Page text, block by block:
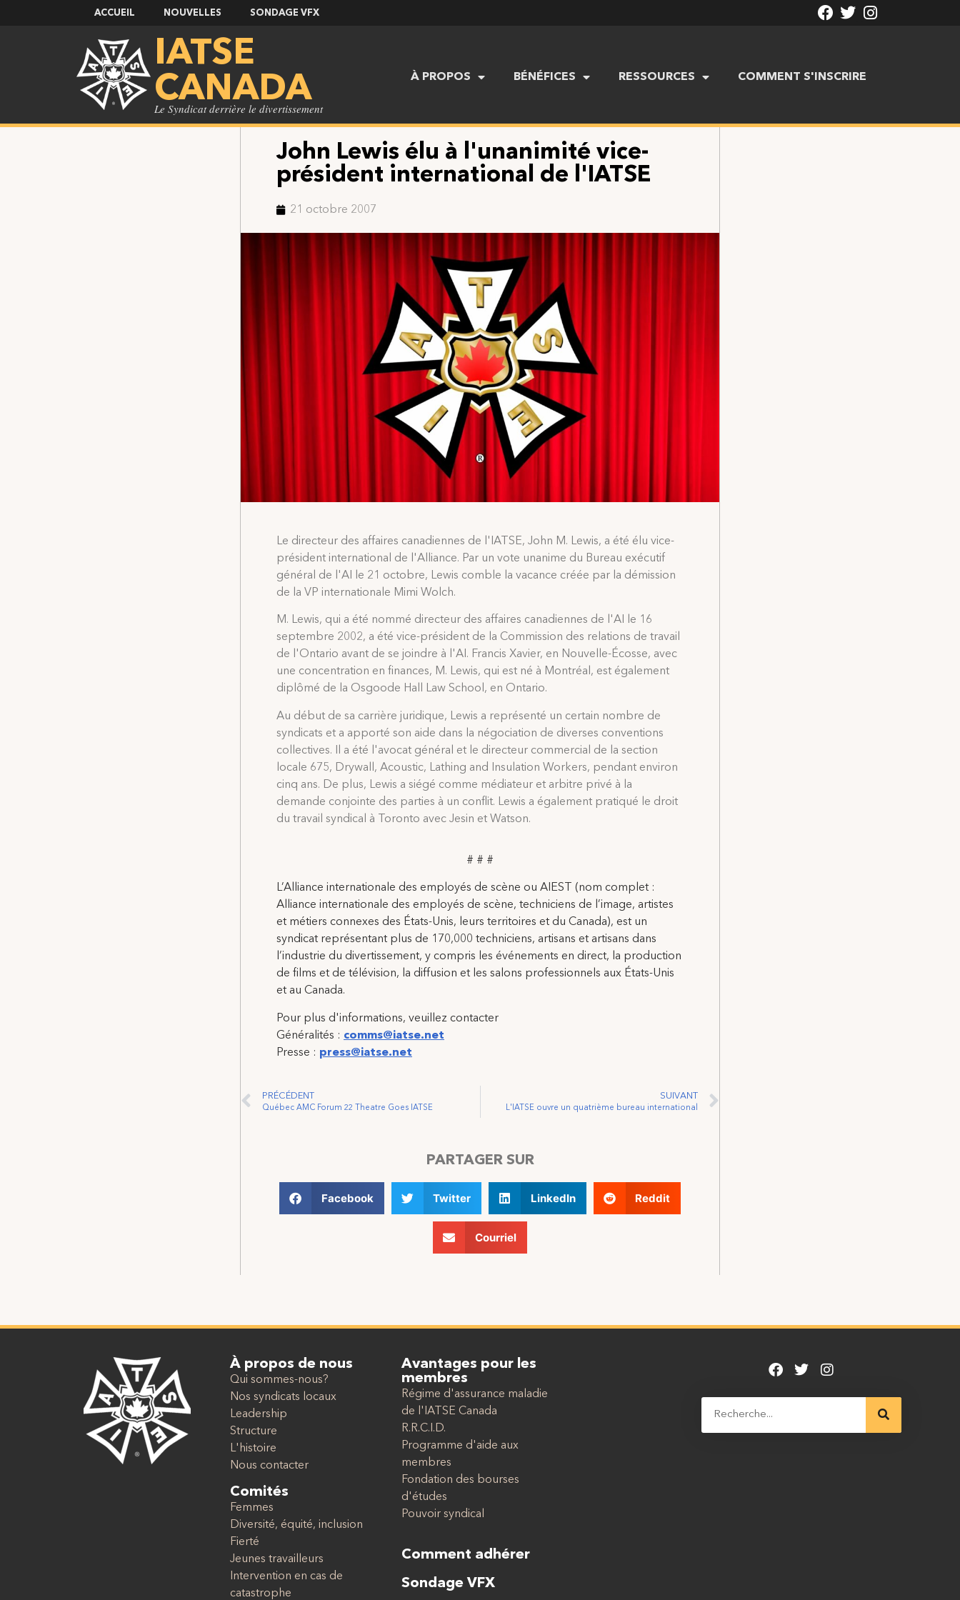
ACCUEIL NOUVELLES SONDAGE VFX
IATSE
CANADA
Le Syndicat derrière le divertissement
À PROPOS BÉNÉFICES RESSOURCES COMMENT S'INSCRIRE
John Lewis élu à l'unanimité vice-
président international de l'IATSE
21 octobre 2007
Le directeur des affaires canadiennes de l'IATSE, John M. Lewis, a été élu vice-
président international de l'Alliance. Par un vote unanime du Bureau exécutif
général de l'AI le 21 octobre, Lewis comble la vacance créée par la démission
de la VP internationale Mimi Wolch.
M. Lewis, qui a été nommé directeur des affaires canadiennes de l'AI le 16
septembre 2002, a été vice-président de la Commission des relations de travail
de l'Ontario avant de se joindre à l'AI. Francis Xavier, en Nouvelle-Écosse, avec
une concentration en finances, M. Lewis, qui est né à Montréal, est également
diplômé de la Osgoode Hall Law School, en Ontario.
Au début de sa carrière juridique, Lewis a représenté un certain nombre de
syndicats et a apporté son aide dans la négociation de diverses conventions
collectives. Il a été l'avocat général et le directeur commercial de la section
locale 675, Drywall, Acoustic, Lathing and Insulation Workers, pendant environ
cinq ans. De plus, Lewis a siégé comme médiateur et arbitre privé à la
demande conjointe des parties à un conflit. Lewis a également pratiqué le droit
du travail syndical à Toronto avec Jesin et Watson.
# # #
L’Alliance internationale des employés de scène ou AIEST (nom complet :
Alliance internationale des employés de scène, techniciens de l’image, artistes
et métiers connexes des États-Unis, leurs territoires et du Canada), est un
syndicat représentant plus de 170,000 techniciens, artisans et artisans dans
l’industrie du divertissement, y compris les événements en direct, la production
de films et de télévision, la diffusion et les salons professionnels aux États-Unis
et au Canada.
Pour plus d'informations, veuillez contacter
Généralités : comms@iatse.net
Presse : press@iatse.net
PRÉCÉDENT
Québec AMC Forum 22 Theatre Goes IATSE
SUIVANT
L'IATSE ouvre un quatrième bureau international
PARTAGER SUR
Facebook Twitter LinkedIn Reddit
Courriel
À propos de nous
Qui sommes-nous?
Nos syndicats locaux
Leadership
Structure
L'histoire
Nous contacter
Comités
Femmes
Diversité, équité, inclusion
Fierté
Jeunes travailleurs
Intervention en cas de
catastrophe
Avantages pour les
membres
Régime d'assurance maladie
de l'IATSE Canada
R.R.C.I.D.
Programme d'aide aux
membres
Fondation des bourses
d'études
Pouvoir syndical
Comment adhérer
Sondage VFX